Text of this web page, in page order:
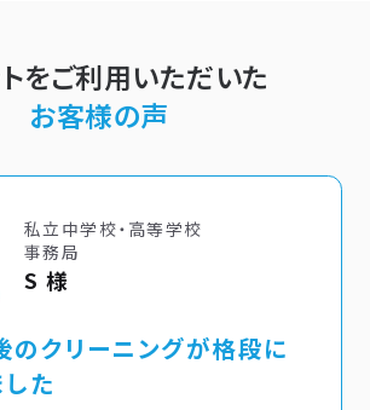
トをご利用いただいた
お客様の声
私立中学校・高等学校
事務局
S 様
のクリーニングが格段に
た